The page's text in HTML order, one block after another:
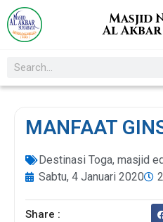
Masjid
Al Akbar
MANFAAT
Destinasi Toga, masjid
Sabtu, 4 Januari 2020
Share :